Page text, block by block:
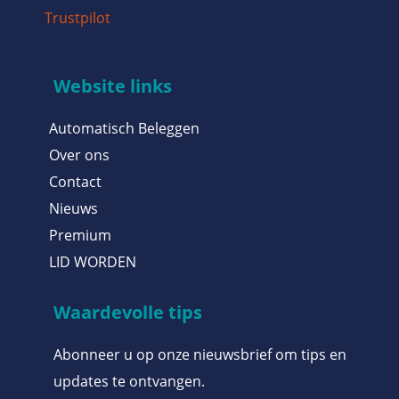
Trustpilot
Website links
Automatisch Beleggen
Over ons
Contact
Nieuws
Premium
LID WORDEN
Waardevolle tips
Abonneer u op onze nieuwsbrief om tips en
updates te ontvangen.